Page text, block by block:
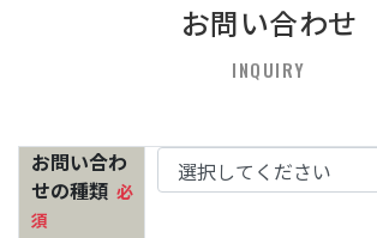
お問い合わせ
INQUIRY